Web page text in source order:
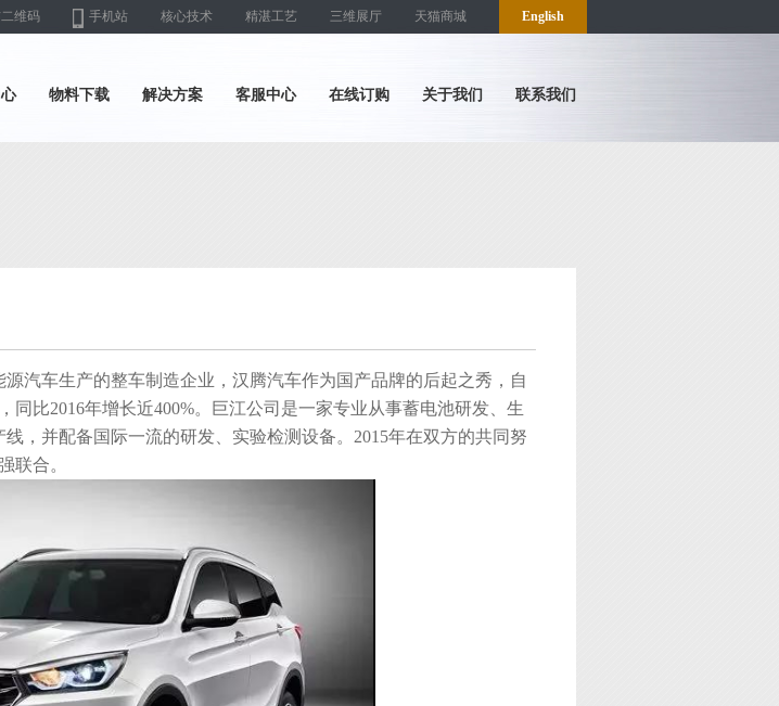
维码 手机站 核心技术 精湛工艺 三维展厅 天猫商城 English
物料下载 解决方案 客服中心 在线订购 关于我们 联系我们
汽车生产的整车制造企业，汉腾汽车作为国产品牌的后起之秀，自
同比2016年增长近400%。巨江公司是一家专业从事蓄电池研发、生
，并配备国际一流的研发、实验检测设备。2015年在双方的共同努
联合。